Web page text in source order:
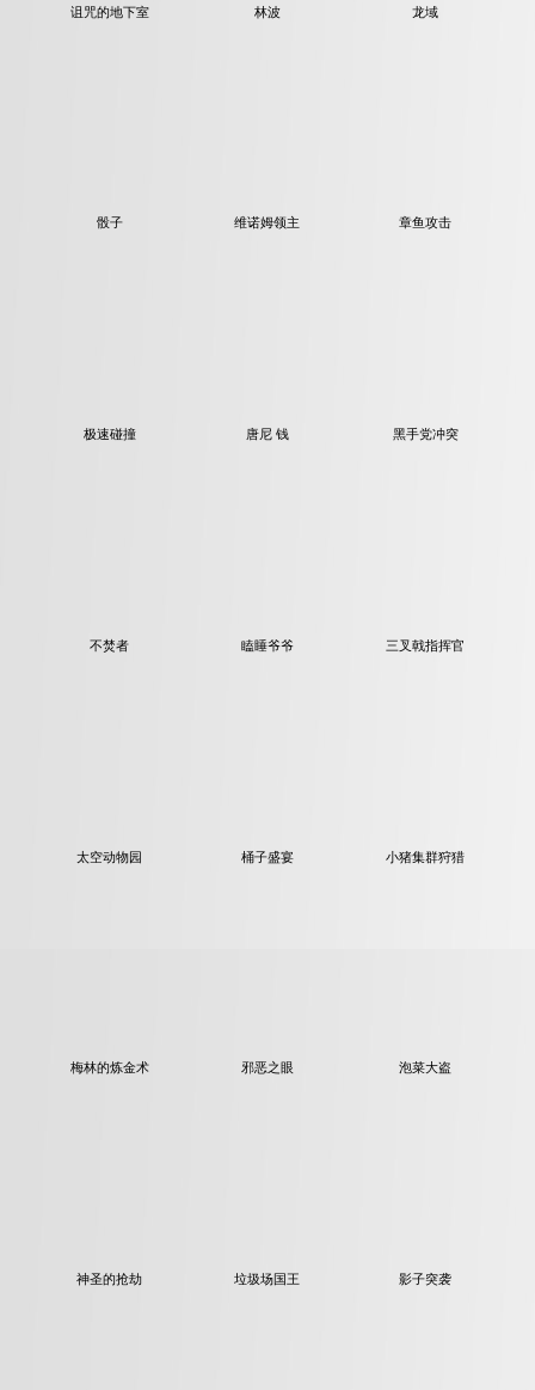
诅咒的地下室 林波 龙域
骰子 维诺姆领主 章鱼攻击
极速碰撞 唐尼 钱 黑手党冲突
不焚者 瞌睡爷爷 三叉戟指挥官
太空动物园 桶子盛宴 小猪集群狩猎
梅林的炼金术 邪恶之眼 泡菜大盗
神圣的抢劫 垃圾场国王 影子突袭